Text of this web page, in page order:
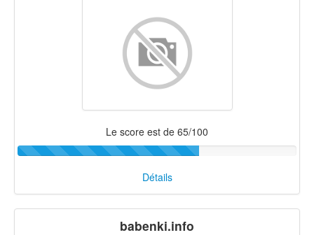
Le score est de 65/100
Détails
babenki.info